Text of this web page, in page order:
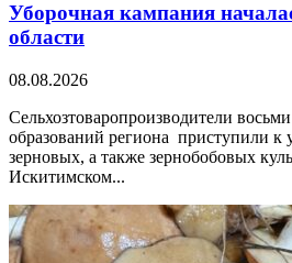
Уборочная кампания
области
08.08.2026
Сельхозтоваропроизводители
образований региона приступили к
зерновых, а также зернобобовых
Искитимском...